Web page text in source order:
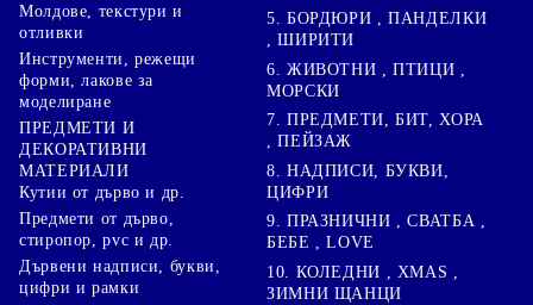
Молдове, текстури и
отливки
Инструменти, режещи
форми, лакове за
моделиране
ПРЕДМЕТИ И
ДЕКОРАТИВНИ
МАТЕРИАЛИ
Кутии от дърво и др.
Предмети от дърво,
стиропор, pvc и др.
Дървени надписи, букви,
цифри и рамки
5. БОРДЮРИ , ПАНДЕЛКИ
, ШИРИТИ
6. ЖИВОТНИ , ПТИЦИ ,
МОРСКИ
7. ПРЕДМЕТИ, БИТ, ХОРА
, ПЕЙЗАЖ
8. НАДПИСИ, БУКВИ,
ЦИФРИ
9. ПРАЗНИЧНИ , СВАТБА ,
БЕБЕ , LOVE
10. КОЛЕДНИ , XMAS ,
ЗИМНИ ЩАНЦИ